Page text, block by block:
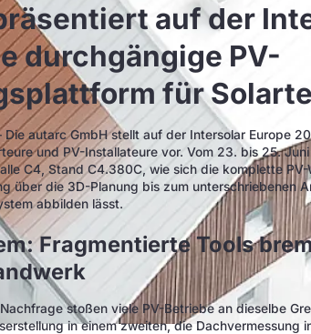
auf der
durchgängige PV-
für
Die autarc GmbH stellt auf der Intersolar Europe
und PV-Installateure vor. Vom 23. bis 25.
C4, Stand C4.380C, wie sich die komplette
über die 3D-Planung bis zum unterschriebenen
abbilden lässt.
Fragmentierte Tools
stoßen viele PV-Betriebe an dieselbe
in einem zweiten, die Dachvermessung